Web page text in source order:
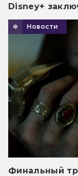
Disney+
Новости
Финальный